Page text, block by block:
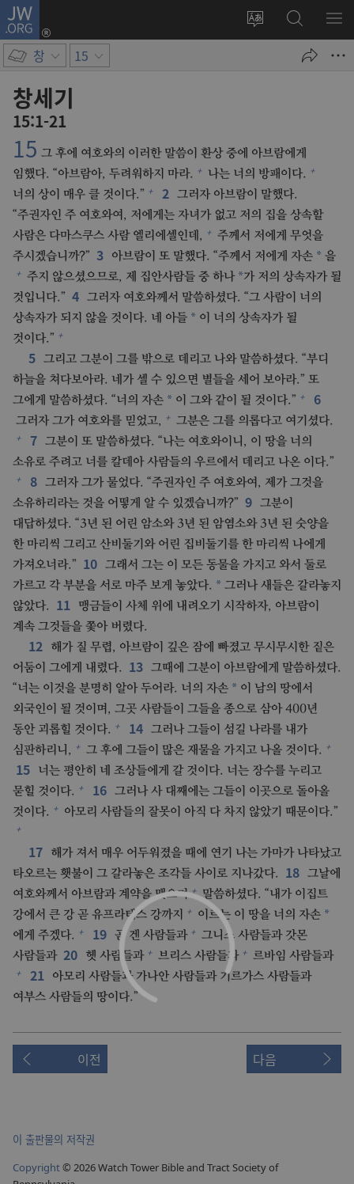
JW.ORG
사이트
로그인
(새로운
JW.ORG
검색
메
창 15
창세기
15:1-21
15 그 후에 여호와의 이러한 말씀이 환상 중에 아브람에게
임했다. “아브람아, 두려워하지 마라. + 나는 너의 방패이다. +
너의 상이 매우 클 것이다.” + 2 그러자 아브람이 말했다.
“주권자인 주 여호와여, 저에게는 자녀가 없고 저의 집을 상속할
사람은 다마스쿠스 사람 엘리에셀인데, + 주께서 저에게 무엇을
주시겠습니까?” 3 아브람이 또 말했다. “주께서 저에게 자손 * 을
+ 주지 않으셨으므로, 제 집안사람들 중 하나 *가 저의 상속자가 될
것입니다.” 4 그러자 여호와께서 말씀하셨다. “그 사람이 너의
상속자가 되지 않을 것이다. 네 아들 * 이 너의 상속자가 될
것이다.” +
5 그리고 그분이 그를 밖으로 데리고 나와 말씀하셨다. “부디
하늘을 쳐다보아라. 네가 셀 수 있으면 별들을 세어 보아라.” 또
그에게 말씀하셨다. “너의 자손 * 이 그와 같이 될 것이다.” + 6
그러자 그가 여호와를 믿었고, + 그분은 그를 의롭다고 여기셨다.
+ 7 그분이 또 말씀하셨다. “나는 여호와이니, 이 땅을 너의
소유로 주려고 너를 칼데아 사람들의 우르에서 데리고 나온 이다.”
+ 8 그러자 그가 물었다. “주권자인 주 여호와여, 제가 그것을
소유하리라는 것을 어떻게 알 수 있겠습니까?” 9 그분이
대답하셨다. “3년 된 어린 암소와 3년 된 암염소와 3년 된 숫양을
한 마리씩 그리고 산비둘기와 어린 집비둘기를 한 마리씩 나에게
가져오너라.” 10 그래서 그는 이 모든 동물을 가지고 와서 둘로
가르고 각 부분을 서로 마주 보게 놓았다. * 그러나 새들은 갈라놓지
않았다.
11
맹금들이 사체 위에 내려오기 시작하자, 아브람이
계속 그것들을 쫓아 버렸다.
12
해가 질 무렵, 아브람이 깊은 잠에 빠졌고 무시무시한 짙은
어둠이 그에게 내렸다.
13 그때에 그분이 아브람에게 말씀하셨다.
“너는 이것을 분명히 알아 두어라. 너의 자손 * 이 남의 땅에서
외국인이 될 것이며, 그곳 사람들이 그들을 종으로 삼아 400년
동안 괴롭힐 것이다. + 14 그러나 그들이 섬길 나라를 내가
심판하리니, + 그 후에 그들이 많은 재물을 가지고 나올 것이다. +
15
너는 평안히 네 조상들에게 갈 것이다. 너는 장수를 누리고
묻힐 것이다. + 16 그러나 사 대째에는 그들이 이곳으로 돌아올
것이다. + 아모리 사람들의 잘못이 아직 다 차지 않았기 때문이다.”
+
17
해가 져서 매우 어두워졌을 때에 연기 나는 가마가 나타났고
타오르는 횃불이 그 갈라놓은 조각들 사이로 지나갔다.
18 그날에
여호와께서 아브람과 계약을 맺으며 + 말씀하셨다. “내가 이집트
강에서 큰 강 곧 유프라테스 강까지
+ 이르는 이 땅을 너의 자손 *
에게 주겠다. + 19 곧 겐 사람들과 + 그니스 사람들과 갓몬
사람들과 20 헷 사람들과 + 브리스 사람들과 + 르바임 사람들과
+ 21
아모리 사람들과 가나안 사람들과 기르가스 사람들과
여부스 사람들의 땅이다.” +
이전 다음
이 출판물의 저작권
Copyright© 2026 Watch Tower Bible and Tract Society of